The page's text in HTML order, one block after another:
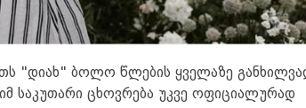
"დიახ" ბოლო წლების ყველაზე
საკუთარი ცხოვრება უკვე ოფიციალურად